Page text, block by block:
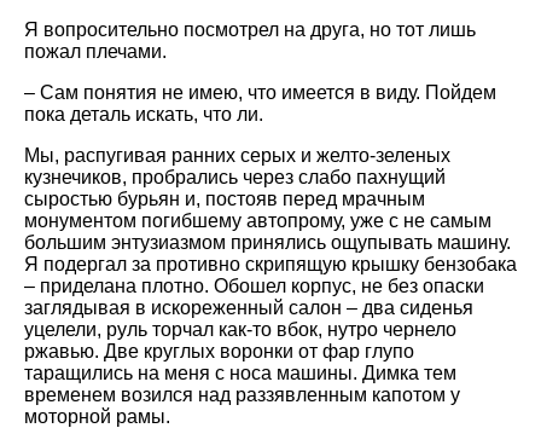
Я вопросительно посмотрел на друга, но тот лишь
пожал плечами.
– Сам понятия не имею, что имеется в виду. Пойдем
пока деталь искать, что ли.
Мы, распугивая ранних серых и желто-зеленых
кузнечиков, пробрались через слабо пахнущий
сыростью бурьян и, постояв перед мрачным
монументом погибшему автопрому, уже с не самым
большим энтузиазмом принялись ощупывать машину.
Я подергал за противно скрипящую крышку бензобака
– приделана плотно. Обошел корпус, не без опаски
заглядывая в искореженный салон – два сиденья
уцелели, руль торчал как-то вбок, нутро чернело
ржавью. Две круглых воронки от фар глупо
таращились на меня с носа машины. Димка тем
временем возился над раззявленным капотом у
моторной рамы.